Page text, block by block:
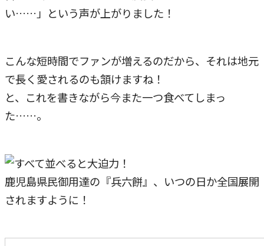
い……」という声が上がりました！
こんな短時間でファンが増えるのだから、それは地元
で長く愛されるのも頷けますね！
と、これを書きながら今また一つ食べてしまっ
た……。
鹿児島県民御用達の『兵六餅』、いつの日か全国展開
されますように！